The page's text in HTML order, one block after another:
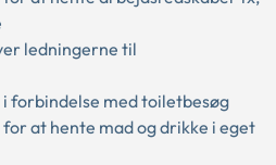
ledningerne til
forbindelse med toiletbesøg
at hente mad og drikke i eget